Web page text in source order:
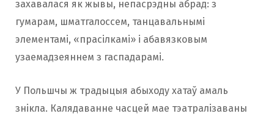
захавалася як жывы, непасрэдны абрад: з
гумарам, шматгалоссем, танцавальнымі
элементамі, «прасілкамі» і абавязковым
узаемадзеяннем з гаспадарамі.
У Польшчы ж традыцыя абыходу хатаў амаль
знікла. Калядаванне часцей мае тэатралізаваны